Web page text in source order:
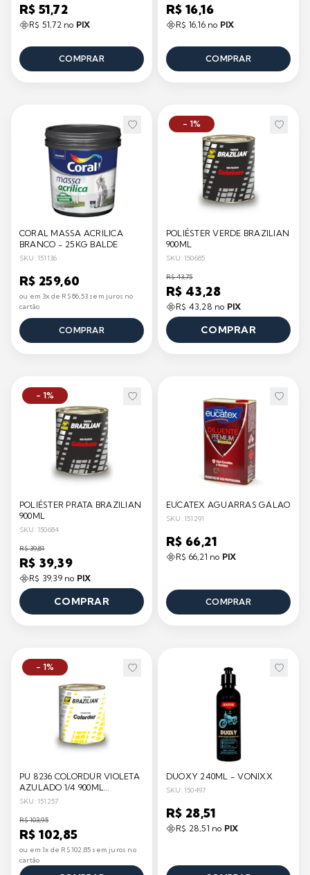
R$ 51,72
R$ 51,72 no PIX
COMPRAR
R$ 16,16
R$ 16,16 no PIX
COMPRAR
CORAL MASSA ACRILICA
BRANCO - 25KG BALDE
SKU: 151136
R$ 259,60
ou em 3x de R$ 86,53 sem juros no
cartão
COMPRAR
- 1%
POLIÉSTER VERDE BRAZILIAN
900ML
SKU: 150685
R$ 43,75
R$ 43,28
R$ 43,28 no PIX
COMPRAR
- 1%
POLIÉSTER PRATA BRAZILIAN
900ML
SKU: 150684
R$ 39,81
R$ 39,39
R$ 39,39 no PIX
COMPRAR
EUCATEX AGUARRAS GALAO
SKU: 151291
R$ 66,21
R$ 66,21 no PIX
COMPRAR
- 1%
PU 8236 COLORDUR VIOLETA
AZULADO 1/4 900ML
BRAZILIAN
SKU: 151257
R$ 103,95
R$ 102,85
ou em 1x de R$ 102,85 sem juros no
cartão
DUOXY 240ML - VONIXX
SKU: 150497
R$ 28,51
R$ 28,51 no PIX